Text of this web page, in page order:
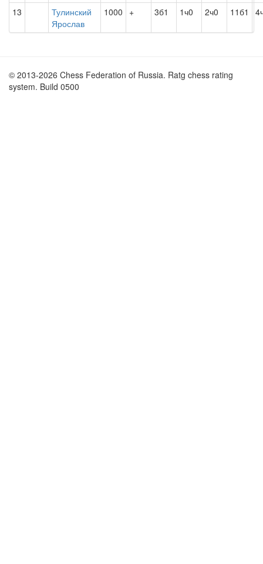
13
Тулинский
Ярослав
1000 + 3б1 1ч0 2ч0 11б1
© 2013-2026 Chess Federation of Russia. Ratg chess rating
system. Build 0500